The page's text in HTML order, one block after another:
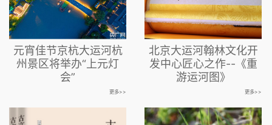
元宵佳节京杭大运河杭
州景区将举办“上元灯
会”
更多>>
北京大运河翰林文化开
发中心匠心之作--《重
游运河图》
更多>>